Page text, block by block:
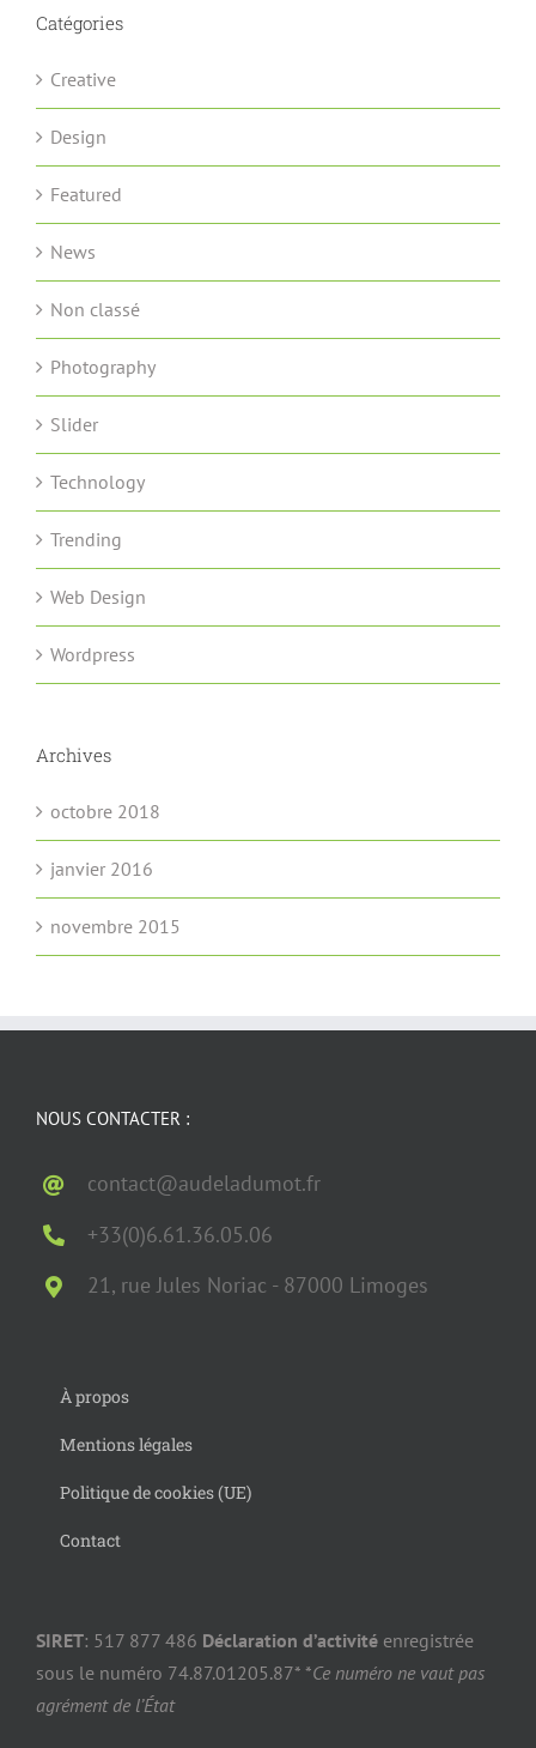
Catégories
Creative
Design
Featured
News
Non classé
Photography
Slider
Technology
Trending
Web Design
Wordpress
Archives
octobre 2018
janvier 2016
novembre 2015
NOUS CONTACTER :
contact@audeladumot.fr
+33(0)6.61.36.05.06
21, rue Jules Noriac - 87000 Limoges
À propos
Mentions légales
Politique de cookies (UE)
Contact
SIRET: 517 877 486 Déclaration d’activité enregistrée
sous le numéro 74.87.01205.87* *Ce numéro ne vaut pas
agrément de l’État